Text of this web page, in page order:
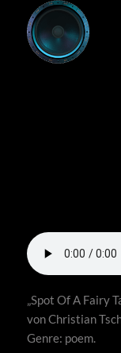
„Spot Of A Fairy
von Christian
Genre: poem.